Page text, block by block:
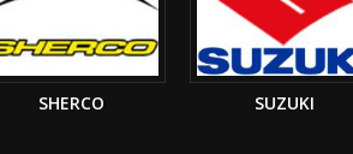
SHERCO SUZUKI